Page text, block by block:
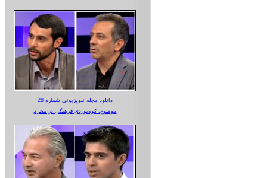
دانلود مجله تلویزیونی شماره 28
موضوع: کوه‌نوردی فرهنگی در محرم